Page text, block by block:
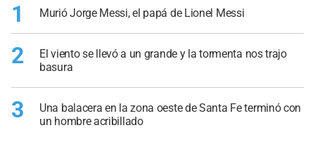
1 Murió Jorge Messi, el papá de Lionel Messi
2
El viento se llevó a un grande y la tormenta nos trajo
basura
3
Una balacera en la zona oeste de Santa Fe terminó con
un hombre acribillado